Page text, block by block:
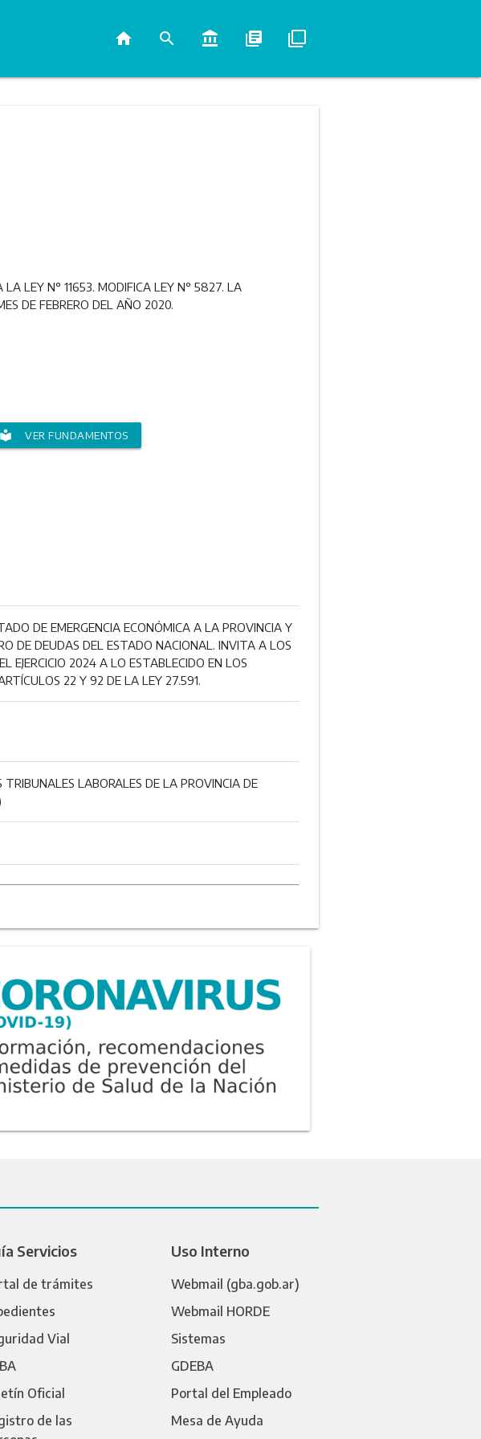
home search account_balance library_books filter_none
LEY N° 11653. MODIFICA LEY N° 5827. LA
DE FEBRERO DEL AÑO 2020.
local_library VER FUNDAMENTOS
DE EMERGENCIA ECONÓMICA A LA PROVINCIA Y
DE DEUDAS DEL ESTADO NACIONAL. INVITA A LOS
EJERCICIO 2024 A LO ESTABLECIDO EN LOS
22 Y 92 DE LA LEY 27.591.
LABORALES DE LA PROVINCIA DE
Servicios
de trámites
Vial
Oficial
de las
Uso Interno
Webmail (gba.gob.ar)
Webmail HORDE
Sistemas
GDEBA
Portal del Empleado
Mesa de Ayuda